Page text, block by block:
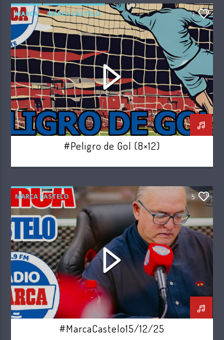
MARCA
MARCA CASTELO
PELIGRO DE GOL
1
#Peligro de Gol (8×12)
MARCA CASTELO 5
#MarcaCastelo15/12/25